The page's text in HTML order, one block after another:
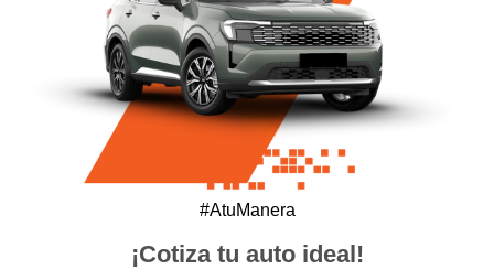
#AtuManera
¡Cotiza tu auto ideal!